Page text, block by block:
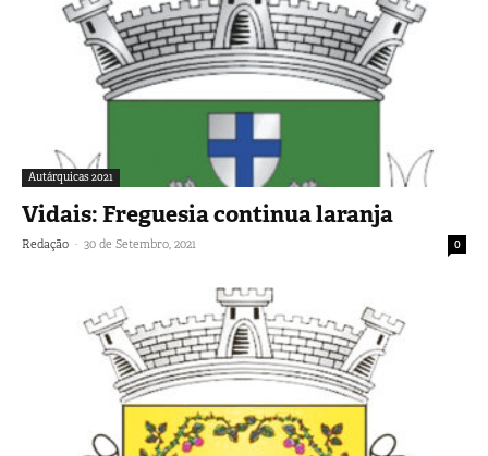
Autárquicas 2021
Vidais: Freguesia continua laranja
Redação - 30 de Setembro, 2021 0